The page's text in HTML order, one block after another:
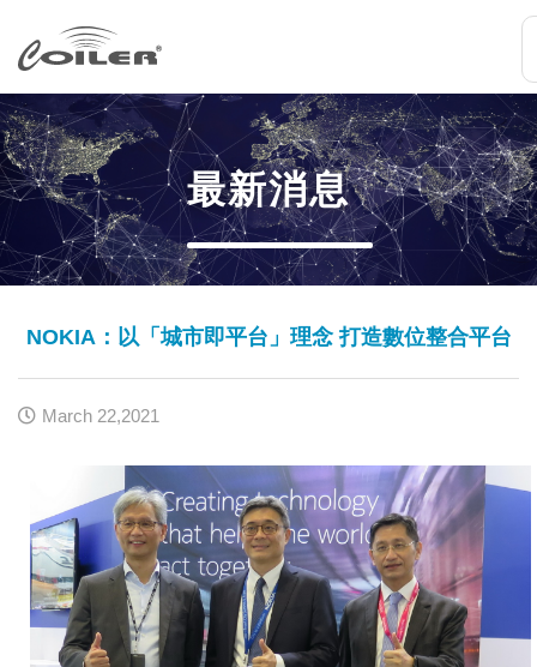
最新消息
NOKIA：以「城市即平台」理念 打造數位整合平台
March 22,2021